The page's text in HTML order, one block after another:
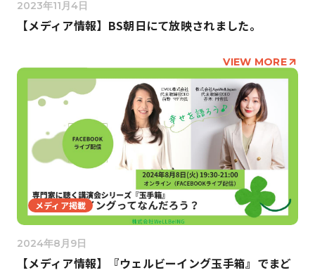
2023年11月4日
【メディア情報】BS朝日にて放映されました。
VIEW MORE
メディア掲載
2024年8月9日
【メディア情報】『ウェルビーイング玉手箱』でまど